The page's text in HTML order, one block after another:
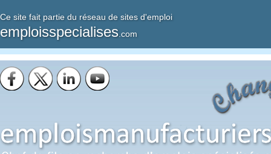
Ce site fait partie du réseau de sites d'emploi
emploisspecialises .com